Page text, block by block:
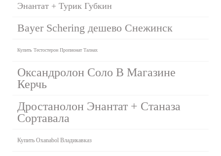
Энантат + Турик Губкин
Bayer Schering дешево Снежинск
Купить Тестостерон Пропионат Талнах
Оксандролон Соло В Магазине
Керчь
Дростанолон Энантат + Станаза
Сортавала
Купить Oxanabol Владикавказ